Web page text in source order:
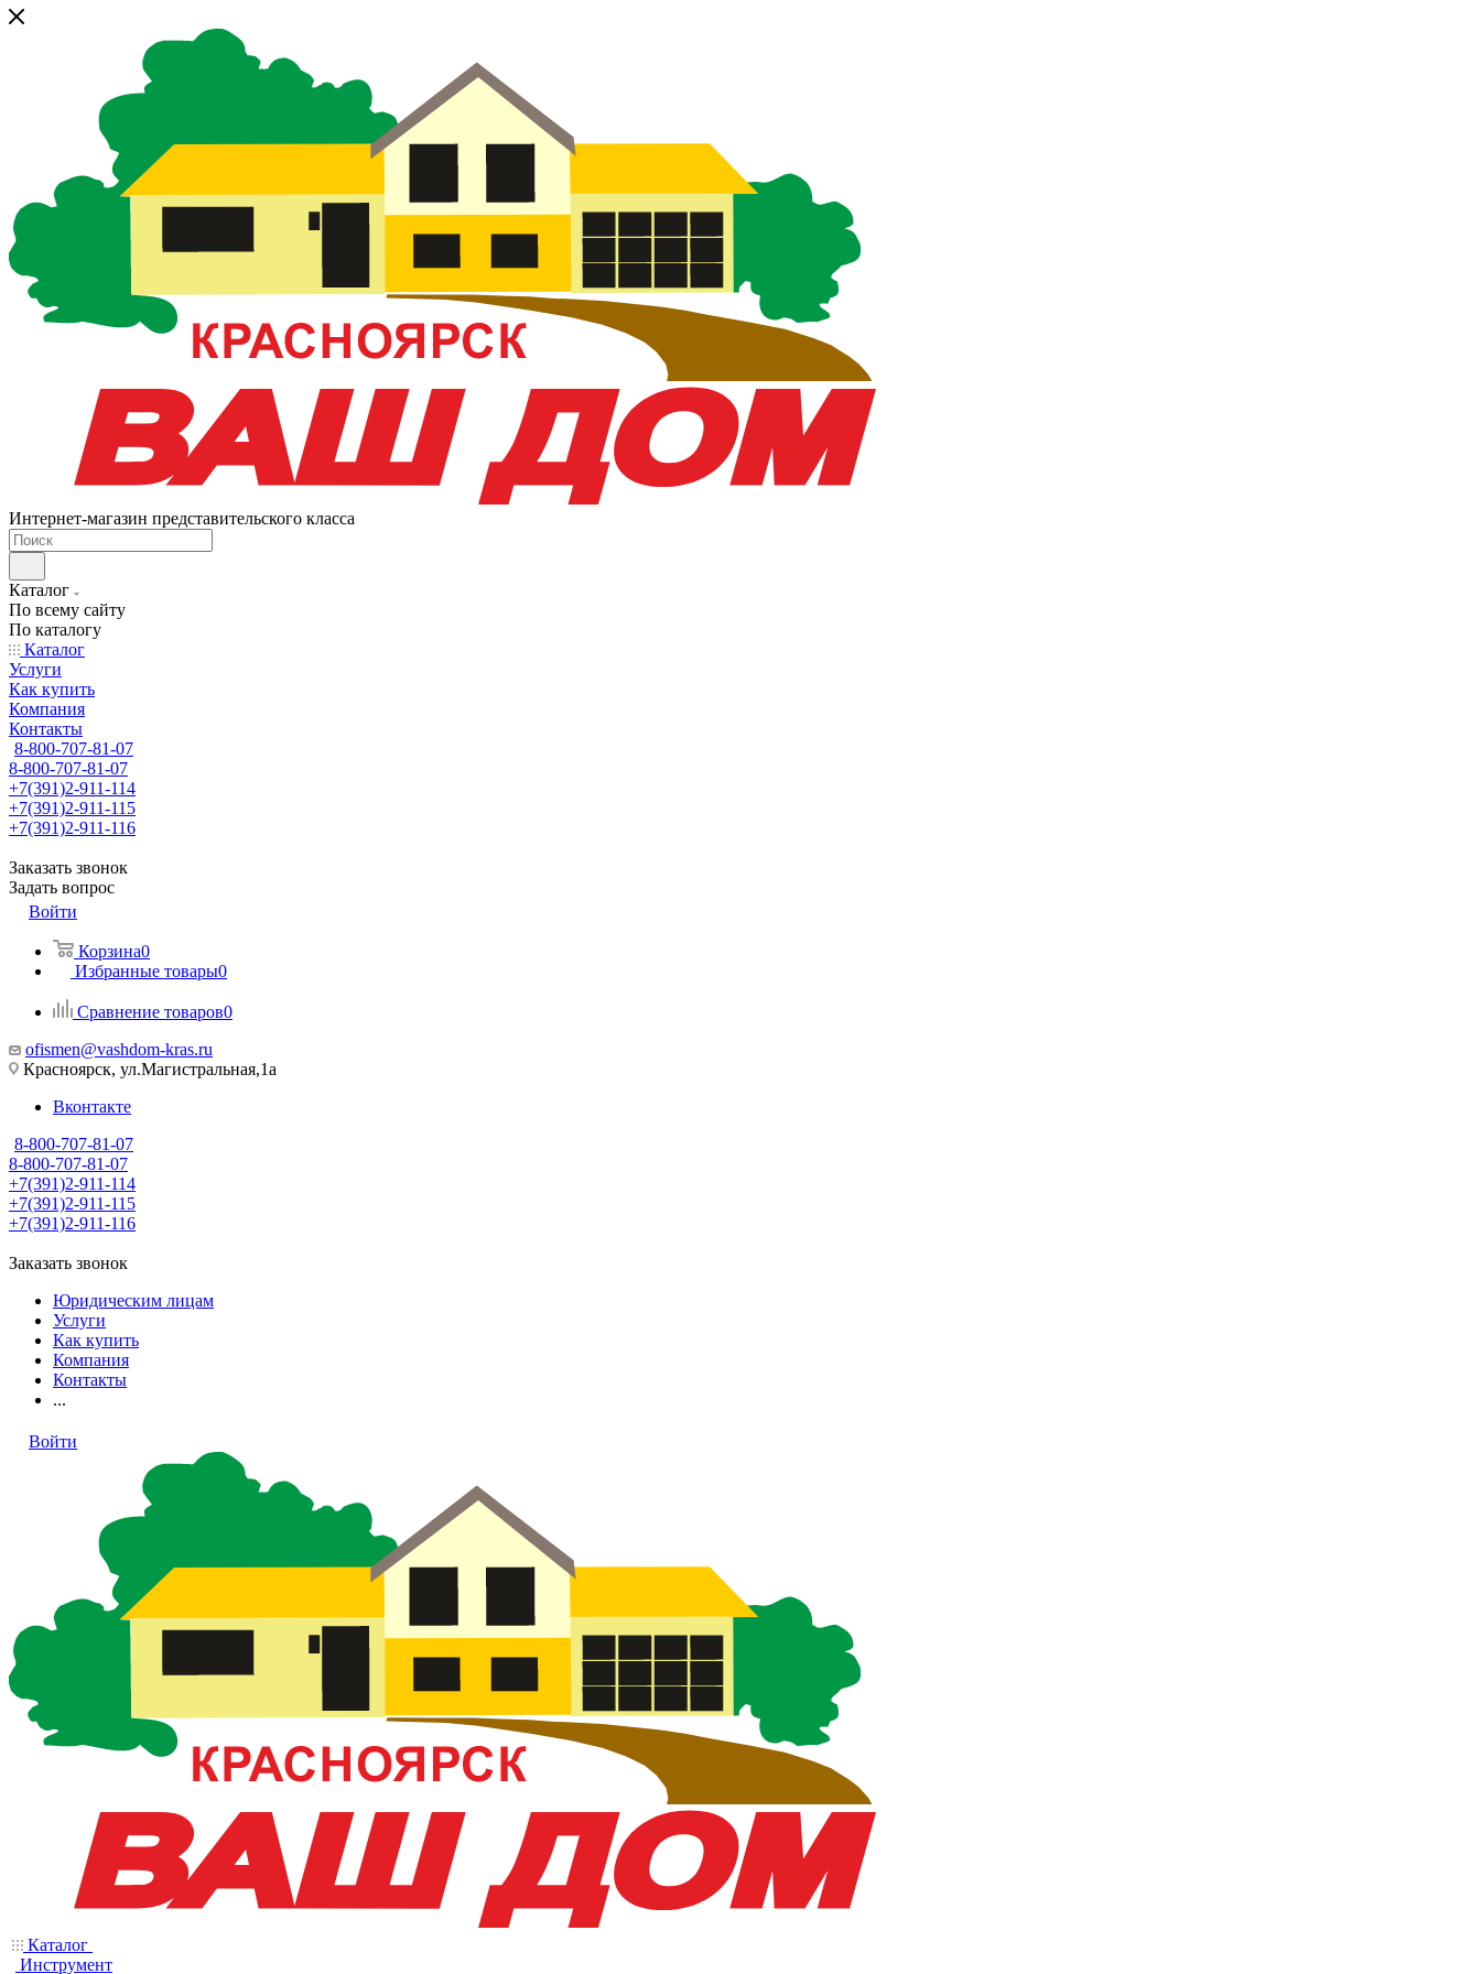
Интернет-магазин представительского класса
Каталог
По всему сайту
По каталогу
Каталог
Услуги
Как купить
Компания
Контакты
8-800-707-81-07
8-800-707-81-07
+7(391)2-911-114
+7(391)2-911-115
+7(391)2-911-116
Заказать звонок
Задать вопрос
Войти
Корзина0
Избранные товары0
Сравнение товаров0
ofismen@vashdom-kras.ru
Красноярск, ул.Магистральная,1а
Вконтакте
8-800-707-81-07
8-800-707-81-07
+7(391)2-911-114
+7(391)2-911-115
+7(391)2-911-116
Заказать звонок
Юридическим лицам
Услуги
Как купить
Компания
Контакты
...
Войти
Каталог
Инструмент